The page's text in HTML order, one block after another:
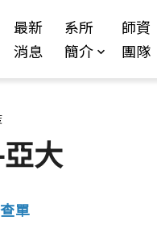
最新
消息
系所
簡介
師資
團隊
大
單